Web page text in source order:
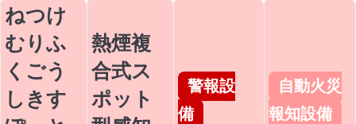
ねつけ
むりふ
くごう
しきす
熱煙複
合式ス
ポット
警報設
備
自動火災
報知設備